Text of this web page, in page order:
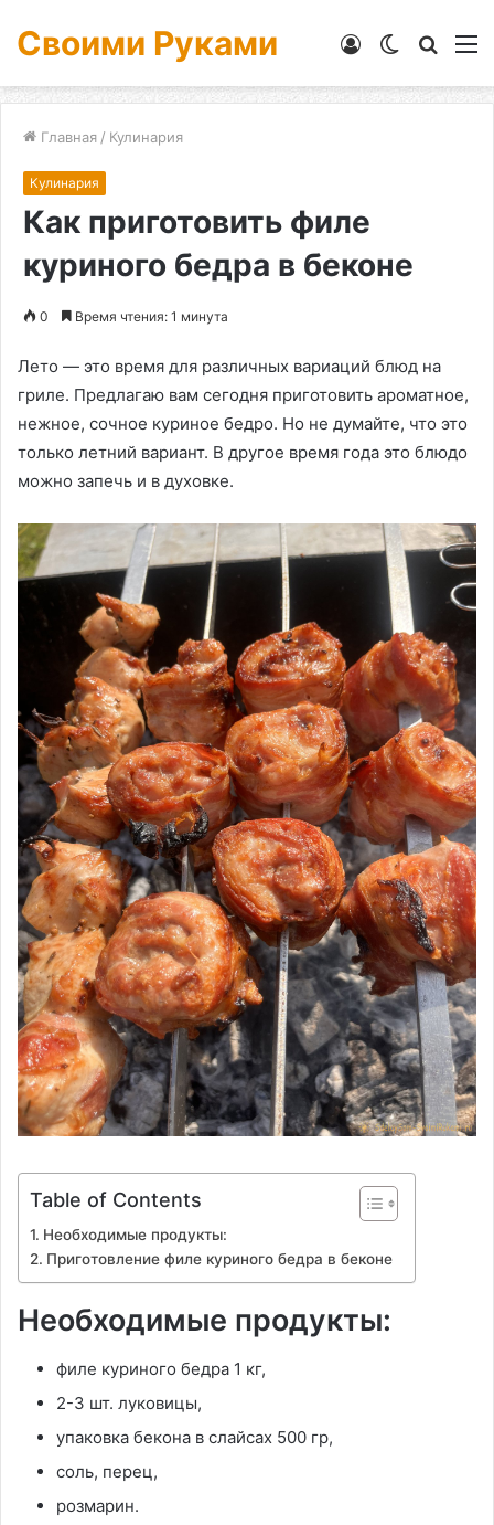
Своими Руками
Switch
Войти
Главная / Кулинария
Кулинария
Как приготовить филе
куриного бедра в беконе
0 Время чтения: 1 минута
Лето — это время для различных вариаций блюд на
гриле. Предлагаю вам сегодня приготовить ароматное,
нежное, сочное куриное бедро. Но не думайте, что это
только летний вариант. В другое время года это блюдо
можно запечь и в духовке.
Table of Contents
Необходимые продукты:
Приготовление филе куриного бедра в беконе
Необходимые продукты:
филе куриного бедра 1 кг,
2-3 шт. луковицы,
упаковка бекона в слайсах 500 гр,
соль, перец,
розмарин.